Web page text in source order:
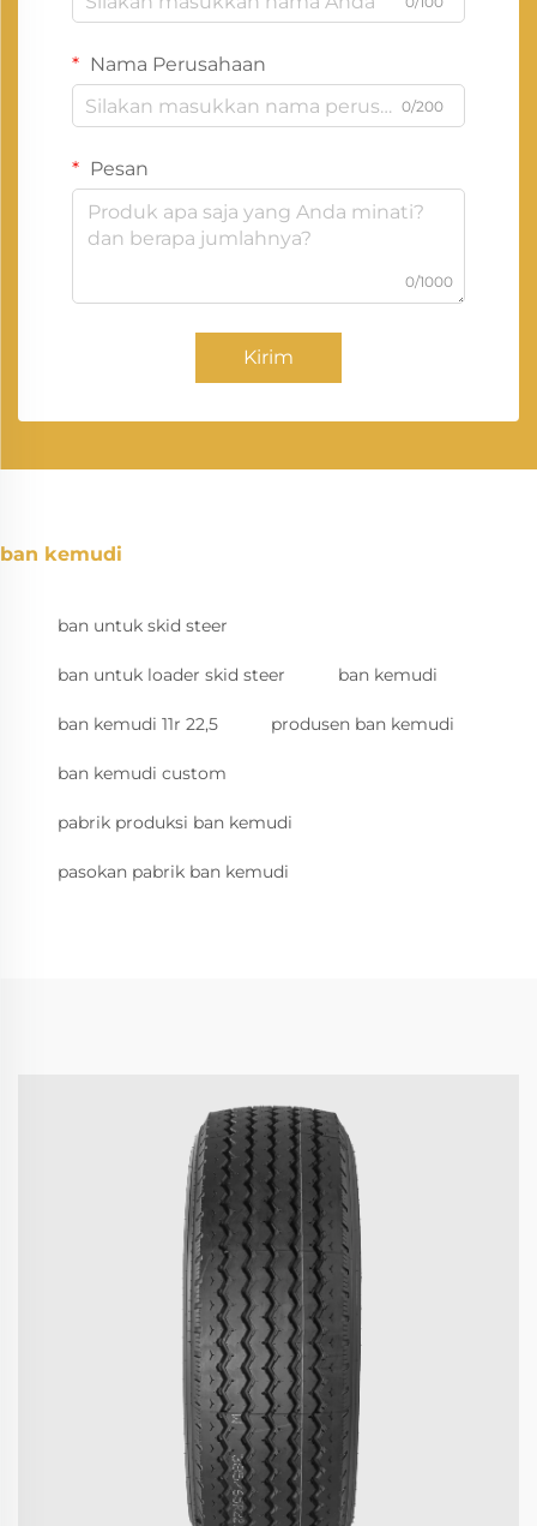
Nama Perusahaan
0/200
Pesan
0/1000
Kirim
ban kemudi
ban untuk skid steer
ban untuk loader skid steer ban kemudi
ban kemudi 11r 22,5 produsen ban kemudi
ban kemudi custom
pabrik produksi ban kemudi
pasokan pabrik ban kemudi